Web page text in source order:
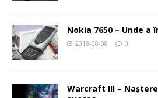
Nokia 7650 – Unde
2018-08-08 0
Warcraft III –